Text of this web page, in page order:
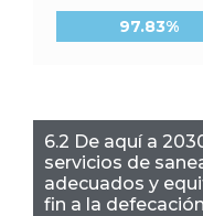
97.83%
6.2 De aquí a
servicios de
adecuados y
fin a la